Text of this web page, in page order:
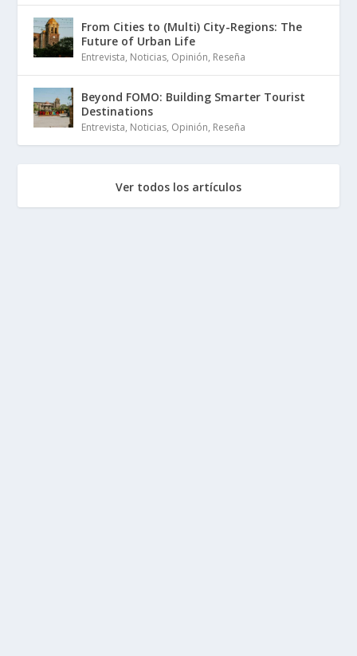
From Cities to (Multi) City-Regions: The
Future of Urban Life
Entrevista, Noticias, Opinión, Reseña
Beyond FOMO: Building Smarter Tourist
Destinations
Entrevista, Noticias, Opinión, Reseña
Ver todos los artículos